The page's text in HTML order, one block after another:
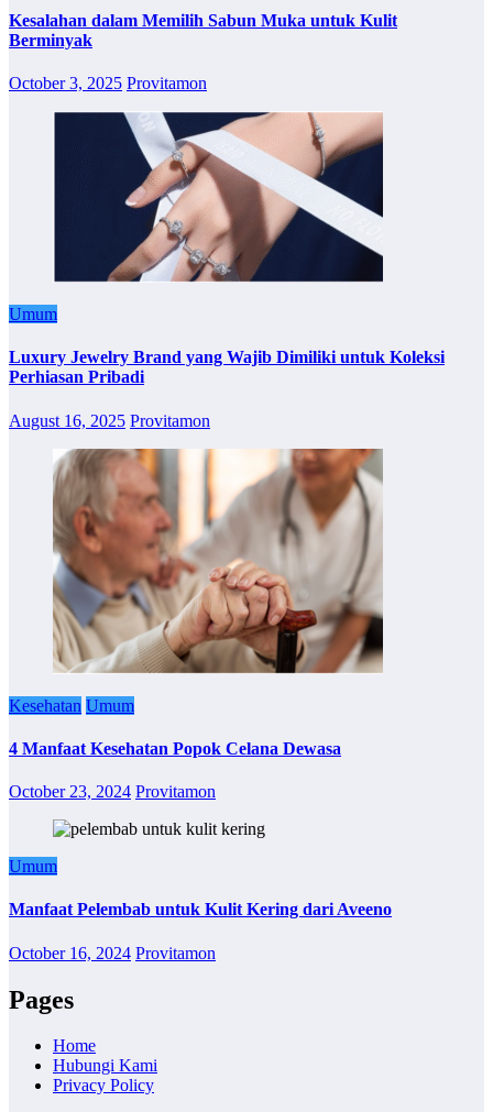
Kesalahan dalam Memilih Sabun Muka untuk Kulit
Berminyak
October 3, 2025 Provitamon
Umum
Luxury Jewelry Brand yang Wajib Dimiliki untuk Koleksi
Perhiasan Pribadi
August 16, 2025 Provitamon
Kesehatan Umum
4 Manfaat Kesehatan Popok Celana Dewasa
October 23, 2024 Provitamon
Umum
Manfaat Pelembab untuk Kulit Kering dari Aveeno
October 16, 2024 Provitamon
Pages
Home
Hubungi Kami
Privacy Policy